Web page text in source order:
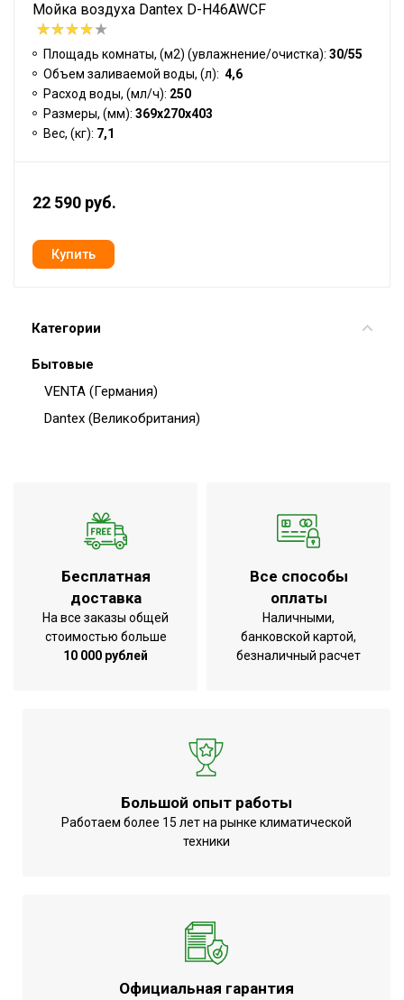
Категории
Бытовые
VENTA (Германия)
Dantex (Великобритания)
Мойка воздуха Dantex D-H46AWCF
Площадь комнаты, (м2) (увлажнение/очистка): 30/55
Объем заливаемой воды, (л): 4,6
Расход воды, (мл/ч): 250
Размеры, (мм): 369х270х403
Вес, (кг): 7,1
22 590 руб.
Бесплатная
доставка
На все заказы общей
стоимостью больше
10 000 рублей
Все способы
оплаты
Наличными,
банковской картой,
безналичный расчет
Большой опыт работы
Работаем более 15 лет на рынке климатической
техники
Официальная гарантия